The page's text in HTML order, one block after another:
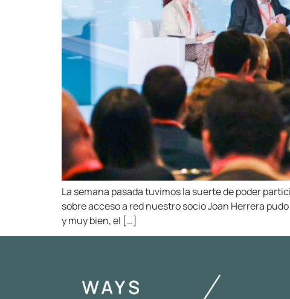
La semana pasada tuvimos la suerte de poder
sobre acceso a red nuestro socio Joan Herrera
y muy bien, el […]